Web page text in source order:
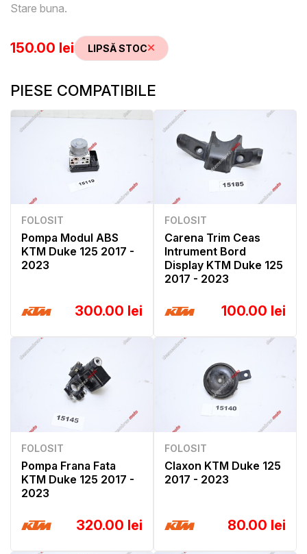
Stare buna.
150.00 lei LIPSĂ STOC
PIESE COMPATIBILE
FOLOSIT
Pompa Modul ABS
KTM Duke 125 2017 -
2023
300.00 lei
FOLOSIT
Carena Trim Ceas
Intrument Bord
Display KTM Duke 125
2017 - 2023
100.00 lei
FOLOSIT
Pompa Frana Fata
KTM Duke 125 2017 -
2023
320.00 lei
FOLOSIT
Claxon KTM Duke 125
2017 - 2023
80.00 lei